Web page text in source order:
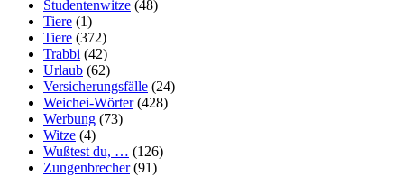
Studentenwitze (48)
Tiere (1)
Tiere (372)
Trabbi (42)
Urlaub (62)
Versicherungsfälle (24)
Weichei-Wörter(428)
Werbung (73)
Witze (4)
Wußtest du, … (126)
Zungenbrecher(91)